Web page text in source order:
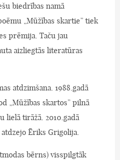
biedrības namā
„Mūžības skartie” tiek
prēmija. Taču jau
aizliegtās literatūras
atdzimšana. 1988.gadā
„Mūžības skartos” pilnā
lielā tirāžā. 2010.gadā
Ēriks Grigolija.
bērns) visspilgtāk